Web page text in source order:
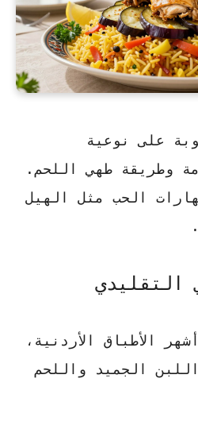
على نوعية
وطريقة طهي اللحم.
الحب مثل الهيل
التقليدي
الأطباق الأردنية،
الجميد واللحم